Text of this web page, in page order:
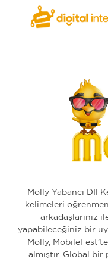
Molly Yabancı Dİl
kelimeleri
arkadaşlarınız
yapabileceğiniz bir
Molly,
almıştır. Global bir